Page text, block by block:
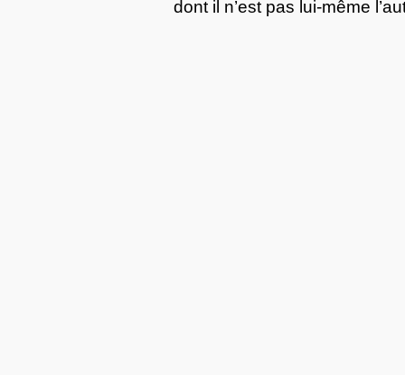
dont il n’est pas lui-même